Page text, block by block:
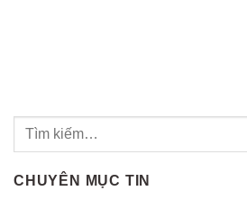
CHUYÊN MỤC TIN